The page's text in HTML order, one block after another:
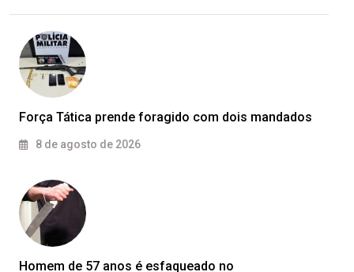
Força Tática prende foragido com dois mandados
8 de agosto de 2026
Homem de 57 anos é esfaqueado no